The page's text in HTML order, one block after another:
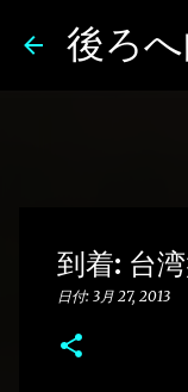
後ろ
到着: 台
日付: 3月 27, 2013